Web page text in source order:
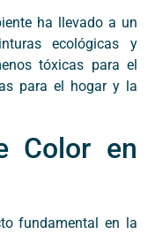
ha llevado a un
ecológicas y
tóxicas para el
para el hogar y la
Color en
fundamental en la